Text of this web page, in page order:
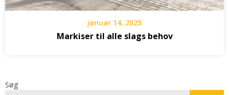
januar 14, 2025
Markiser til alle slags behov
Søg